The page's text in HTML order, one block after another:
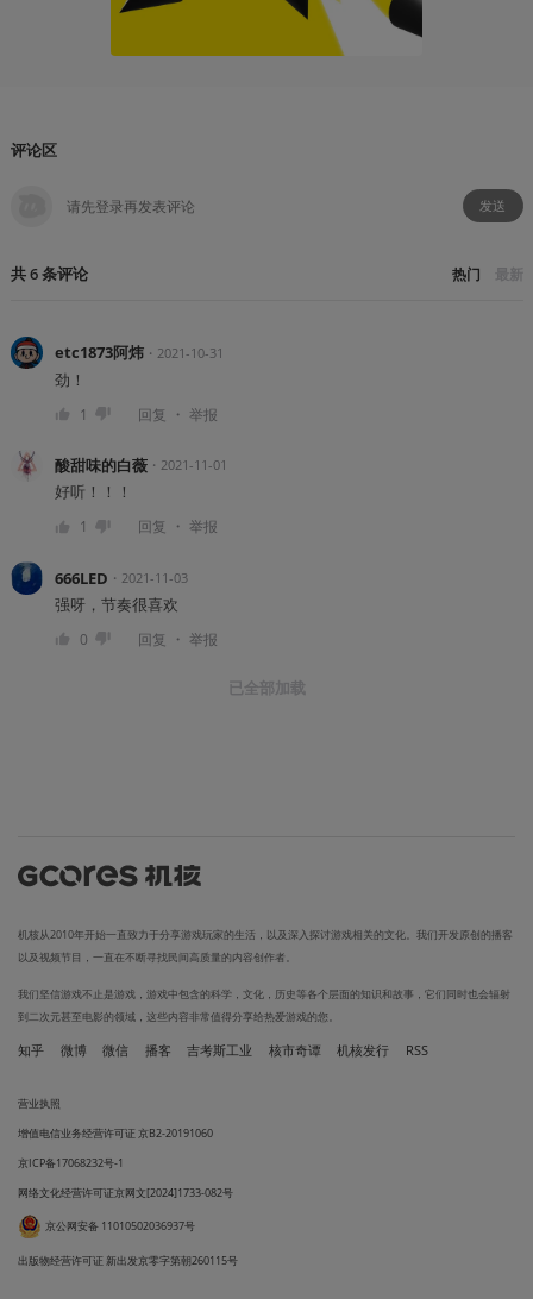
评论区
发送
共6条评论 热门 最新
etc1873阿炜・ 2021-10-31
劲！
1 回复 ・ 举报
酸甜味的白薇・ 2021-11-01
好听！！！
1 回复 ・ 举报
666LED ・ 2021-11-03
强呀，节奏很喜欢
0 回复 ・ 举报
已全部加载
机核从2010年开始一直致力于分享游戏玩家的生活，以及深入探讨游戏相关的文化。我们开发原创的播客
以及视频节目，一直在不断寻找民间高质量的内容创作者。
我们坚信游戏不止是游戏，游戏中包含的科学，文化，历史等各个层面的知识和故事，它们同时也会辐射
到二次元甚至电影的领域，这些内容非常值得分享给热爱游戏的您。
知乎 微博 微信 播客 吉考斯工业 核市奇谭 机核发行 RSS
营业执照
增值电信业务经营许可证 京B2-20191060
京ICP备17068232号-1
网络文化经营许可证京网文[2024]1733-082号
京公网安备 11010502036937号
出版物经营许可证 新出发京零字第朝260115号